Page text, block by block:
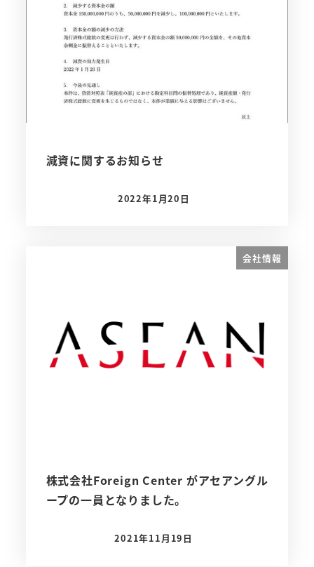
減資に関するお知らせ
投稿日
2022年1月20日
会社情報
株式会社Foreign Center がアセアングル
ープの一員となりました。
投稿日
2021年11月19日